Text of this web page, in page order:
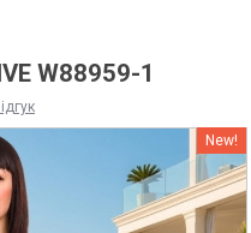
W88959-1
New!